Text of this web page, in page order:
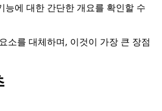
능에 대한 간단한 개요를 확인할 수
소를 대체하며, 이것이 가장 큰 장점